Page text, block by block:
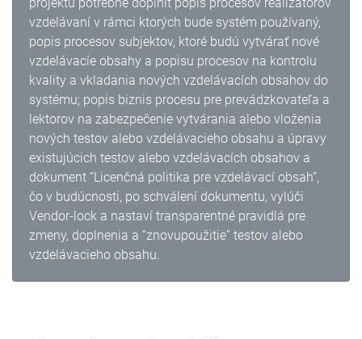
projektu potrebné doplniť popis procesov realizátorov
vzdelávaní v rámci ktorých bude systém používaný,
popis procesov subjektov, ktoré budú vytvárať nové
vzdelávacíe obsahy a popisu procesov na kontrolu
kvality a vkladania nových vzdelávacích obsahov do
systému; popis biznis procesu pre prevádzkovateľa a
lektorov na zabezpečenie vytvárania alebo vloženia
nových testov alebo vzdelávacieho obsahu a úpravy
existujúcich testov alebo vzdelávacích obsahov a
dokument “Licenčná politika pre vzdelávací obsah”,
čo v budúcnosti, po schválení dokumentu, vylúči
Vendor-lock a nastaví transparentné pravidlá pre
zmeny, doplnenia a “znovupoužitie” testov alebo
vzdelávacieho obsahu.